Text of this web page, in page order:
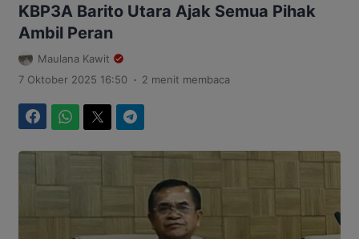
KBP3A Barito Utara Ajak Semua Pihak
Ambil Peran
Maulana Kawit
7 Oktober 2025 16:50 . 2 menit membaca